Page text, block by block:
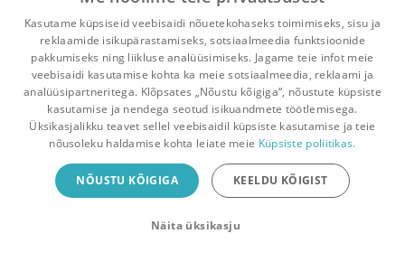
Aksel Telgmaa,E. Etverk,Elmar Etverk
Umbes 6 aastattagasi
Pealehele Ostukorv Sõnumid Teated Konto
Raamatuvahetuse mobiiliäpp
Vaheta raamatuid veelgi mugavamalt!
Kasutame küpsiseid veebisaidi nõuetekohaseks toimimiseks, sisu ja
reklaamide isikupärastamiseks, sotsiaalmeedia funktsioonide
pakkumiseks ning liikluse analüüsimiseks. Jagame teie infot meie
veebisaidi kasutamise kohta ka meie sotsiaalmeedia, reklaami ja
analüüsipartneritega. Klõpsates „Nõustu kõigiga“, nõustute küpsiste
kasutamise ja nendega seotud isikuandmete töötlemisega.
Üksikasjalikku teavet sellel veebisaidil küpsiste kasutamise ja teie
nõusoleku haldamise kohta leiate meie Küpsiste poliitikas.
NÕUSTU KÕIGIGA KEELDU KÕIGIST
Näita üksikasju